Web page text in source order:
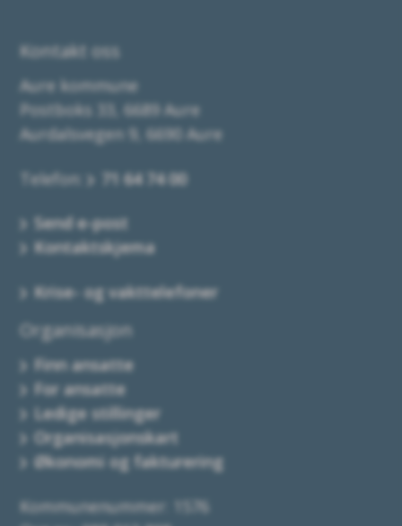
Kontakt oss
Aure kommune
Postboks 33, 6689 Aure
Aurdalsvegen 9, 6690 Aure
Telefon: 71 64 74 00
Send e-post
Kontaktskjema
Krise- og vakttelefoner
Organisasjon
Finn ansatte
For ansatte
Ledige stillinger
Organisasjonskart
Økonomi og fakturering
Kommunenummer: 1576